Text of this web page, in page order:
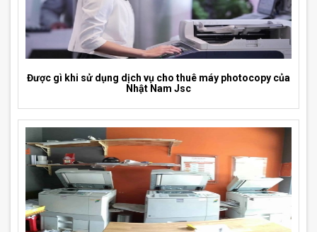
Được gì khi sử dụng dịch vụ cho thuê máy photocopy của
Nhật Nam Jsc